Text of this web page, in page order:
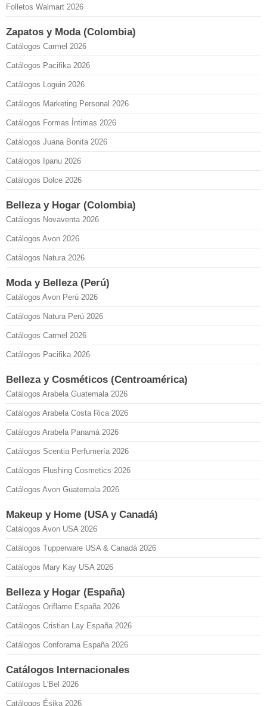
Folletos Walmart 2026
Zapatos y Moda (Colombia)
Catálogos Carmel 2026
Catálogos Pacifika 2026
Catálogos Loguin 2026
Catálogos Marketing Personal 2026
Catálogos Formas Íntimas 2026
Catálogos Juana Bonita 2026
Catálogos Ipanu 2026
Catálogos Dolce 2026
Belleza y Hogar (Colombia)
Catálogos Novaventa 2026
Catálogos Avon 2026
Catálogos Natura 2026
Moda y Belleza (Perú)
Catálogos Avon Perú 2026
Catálogos Natura Perú 2026
Catálogos Carmel 2026
Catálogos Pacifika 2026
Belleza y Cosméticos (Centroamérica)
Catálogos Arabela Guatemala 2026
Catálogos Arabela Costa Rica 2026
Catálogos Arabela Panamá 2026
Catálogos Scentia Perfumería 2026
Catálogos Flushing Cosmetics 2026
Catálogos Avon Guatemala 2026
Makeup y Home (USA y Canadá)
Catálogos Avon USA 2026
Catálogos Tupperware USA & Canadá 2026
Catálogos Mary Kay USA 2026
Belleza y Hogar (España)
Catálogos Oriflame España 2026
Catálogos Cristian Lay España 2026
Catálogos Conforama España 2026
Catálogos Internacionales
Catálogos L'Bel 2026
Catálogos Ésika 2026